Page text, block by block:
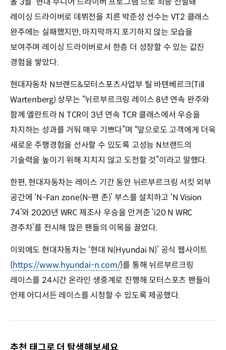
레이싱 드라이버로 데뷔전을 치른 박준성 선수는 VT2 클래스
완주에는 실패했지만, 마지막까지 포기하지 않는 모습을
보여주며 레이싱 드라이버로서 한층 더 성장할 수 있는 값진
경험을 쌓았다.
현대자동차 N브랜드&모터스포츠사업부 틸 바텐베르크(Till
Wartenberg) 상무는 “뉘르부르크링 레이스 8년 연속 완주와
함께 엘란트라 N TCR이 3년 연속 TCR 클래스에서 우승을
차지하는 성과를 거둬 매우 기쁘다”며 “앞으로도 고객에게 더욱
새로운 주행경험을 선사할 수 있도록 고성능 N브랜드의
기술력을 높이기 위해 지치지 않고 도전할 것”이라고 말했다.
한편, 현대자동차는 레이스 기간 동안 뉘르부르크링 서킷 외부
공간에 ‘N-Fan zone(N-팬 존)’ 부스를 설치하고 ‘N Vision
74’와 2020년 WRC 제조사 우승을 안겨준 ‘i20 N WRC
경주차’를 전시해 많은 팬들의 이목을 끌었다.
이외에도 현대자동차는 ‘현대 N(Hyundai N)’ 공식 웹사이트
(https://www.hyundai-n.com/)를 통해 뉘르부르크링
레이스를 24시간 온라인 생중계로 진행해 모터스포츠 팬들이
언제 어디서든 레이스를 시청할 수 있도록 제공했다.
추천 태그로 더 탐색해보세요